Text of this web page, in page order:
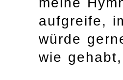
aufgreife,
würde
wie